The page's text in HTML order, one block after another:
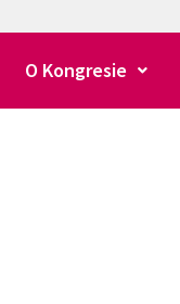
O Kongresie